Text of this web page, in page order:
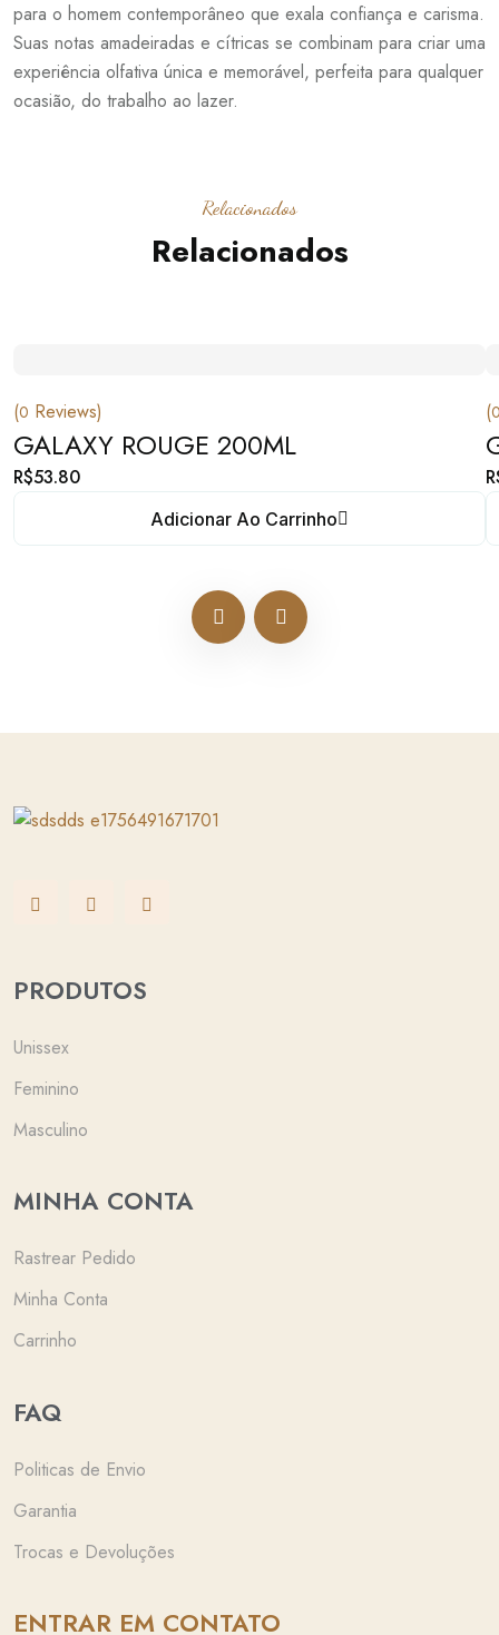
para o homem contemporâneo que exala confiança e carisma.
Suas notas amadeiradas e cítricas se combinam para criar uma
experiência olfativa única e memorável, perfeita para qualquer
ocasião, do trabalho ao lazer.
Relacionados
Relacionados
(0 Reviews)
GALAXY ROUGE 200ML
R$53.80
Adicionar Ao Carrinho
(
PRODUTOS
Unissex
Feminino
Masculino
MINHA CONTA
Rastrear Pedido
Minha Conta
Carrinho
FAQ
Politicas de Envio
Garantia
Trocas e Devoluções
ENTRAR EM CONTATO